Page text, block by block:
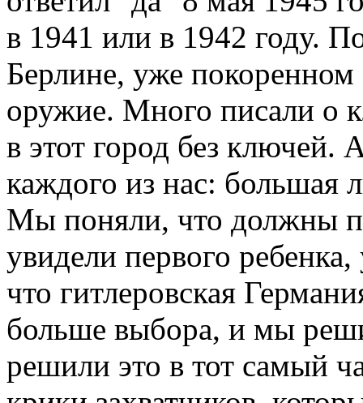
в 1941 или в 1942 году.
Берлине, уже
оружие. Много писали о
в этот город без
каждого из нас: большая
Мы поняли, что должны
увидели первого
что гитлеровская
больше выбора, и мы
решили это в тот самый